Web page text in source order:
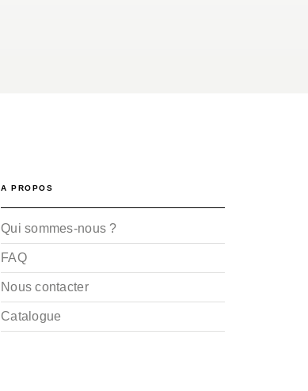
A PROPOS
Qui sommes-nous ?
FAQ
Nous contacter
Catalogue